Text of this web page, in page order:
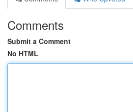
Comments
Submit a Comment
No HTML